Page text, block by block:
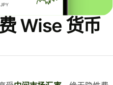
Wise 货币